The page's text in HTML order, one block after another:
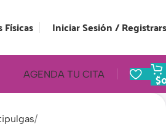
Iniciar Sesión /
AGENDA TU CITA $